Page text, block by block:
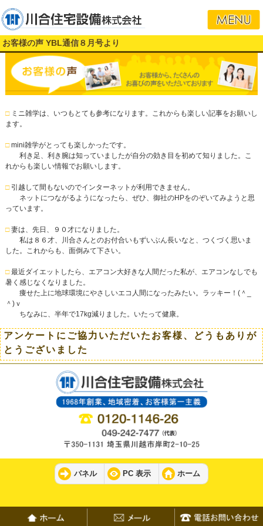
お客様の声 YBL通信８月号より
□ミニ雑学は、いつもとても参考になります。これからも楽しい記事をお願いし
ます。
□mini雑学がとっても楽しかったです。
利き足、利き腕は知っていましたが自分の効き目を初めて知りました。こ
れからも楽しい情報でお願いします。
□引越して間もないのでインターネットが利用できません。
ネットにつながるようになったら、ぜひ、御社のHPをのぞいてみようと思
っています。
□妻は、先日、９０才になりました。
私は８６才、川合さんとのお付合いもずいぶん長いなと、つくづく思いま
した。これからも、面倒みて下さい。
□最近ダイエットしたら、エアコン大好きな人間だった私が、エアコンなしでも
暑く感じなくなりました。
痩せた上に地球環境にやさしいエコ人間になったみたい。ラッキー！(＾_
＾)ｖ
ちなみに、半年で17kg減りました。いたって健康。
アンケートにご協力いただいたお客様、どうもありが
とうございました
パネル PC 表示 ホーム